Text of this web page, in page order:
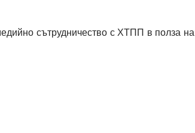
сътрудничество с ХТПП в полза на